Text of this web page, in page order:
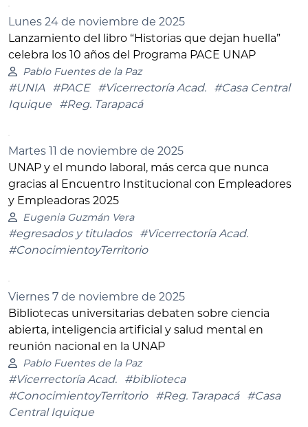
Lunes 24 de noviembre de 2025
Lanzamiento del libro “Historias que dejan huella”
celebra los 10 años del Programa PACE UNAP
Pablo Fuentes de la Paz
#UNIA #PACE #Vicerrectoría Acad.
#Casa Central
Iquique
#Reg. Tarapacá
Martes 11 de noviembre de 2025
UNAP y el mundo laboral, más cerca que nunca
gracias al Encuentro Institucional con Empleadores
y Empleadoras 2025
Eugenia Guzmán Vera
#egresados y titulados
#Vicerrectoría Acad.
#ConocimientoyTerritorio
Viernes 7 de noviembre de 2025
Bibliotecas universitarias debaten sobre ciencia
abierta, inteligencia artificial y salud mental en
reunión nacional en la UNAP
Pablo Fuentes de la Paz
#Vicerrectoría Acad.
#biblioteca
#ConocimientoyTerritorio
#Reg. Tarapacá
#Casa
Central Iquique